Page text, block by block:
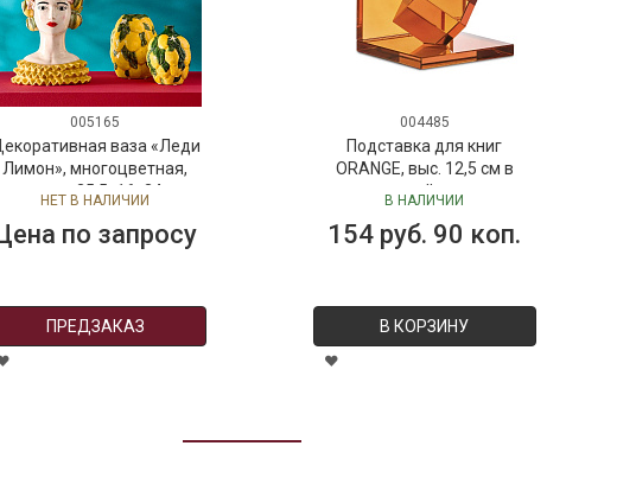
005165
ваза «Леди
Лимон», многоцветная,
доломит, 25,5х16х34 см,
НЕТ В НАЛИЧИИ
по запросу
ПРЕДЗАКАЗ
004485
Подставка для книг
ORANGE, выс. 12,5 см в
подарочной упаковке
В НАЛИЧИИ
154 руб. 90 коп.
В КОРЗИНУ